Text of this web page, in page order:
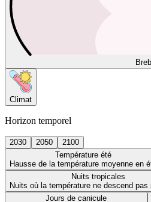
Climat
Horizon temporel
2030 2050
2100
Température été
Hausse de la température moyenne en
Nuits tropicales
Nuits où la température ne descend pas
Jours de canicule